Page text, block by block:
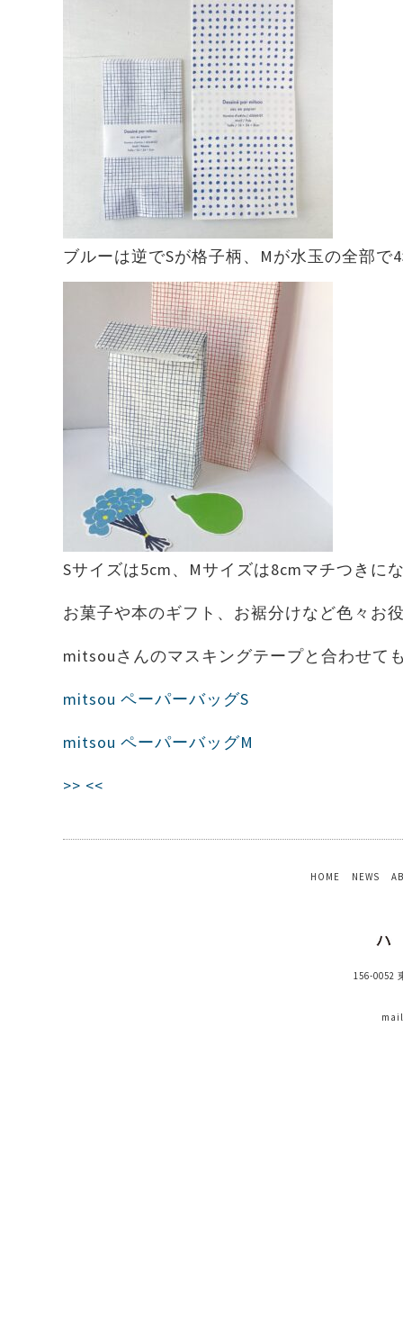
ブルーは逆でSが格子柄、Mが水玉の全部で
Sサイズは5cm、Mサイズは8cmマチつきに
お菓子や本のギフト、お裾分けなど色々お
mitsouさんのマスキングテープと合わせて
mitsou ペーパーバッグS
mitsou ペーパーバッグM
>> <<
HOME NEWS
156-0052